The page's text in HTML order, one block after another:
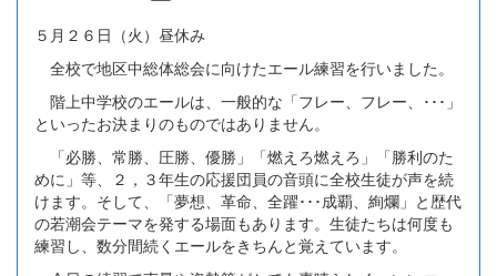
５月２６日（火）昼休み
全校で地区中総体総会に向けたエール練習を行いました。
階上中学校のエールは、一般的な「フレー、フレー、･･･」
といったお決まりのものではありません。
「必勝、常勝、圧勝、優勝」「燃えろ燃えろ」「勝利のた
めに」等、２，３年生の応援団員の音頭に全校生徒が声を続
けます。そして、「夢想、革命、全躍･･･成覇、絢爛」と歴代
の若潮会テーマを発する場面もあります。生徒たちは何度も
練習し、数分間続くエールをきちんと覚えています。